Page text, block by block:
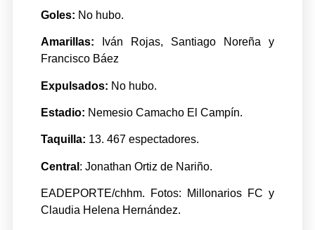
Goles: No hubo.
Amarillas:
Iván Rojas, Santiago Noreña y
Francisco Báez
Expulsados: No hubo.
Estadio: Nemesio Camacho El Campín.
Taquilla: 13. 467 espectadores.
Central : Jonathan Ortiz de Nariño.
EADEPORTE/chhm. Fotos: Millonarios FC y
Claudia Helena Hernández.